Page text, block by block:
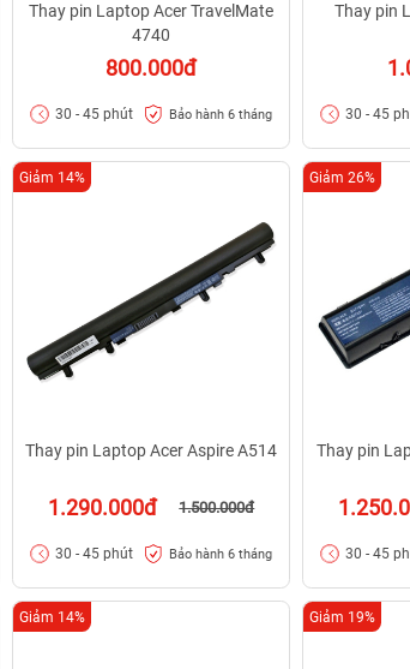
Thay pin Laptop Acer TravelMate
4740
800.000đ
30 - 45 phút Bảo hành 6 tháng
Thay pin
30 - 45
Thay pin Laptop Acer Aspire A514
1.290.000đ 1.500.000đ
Giảm 14%
30 - 45 phút Bảo hành 6 tháng
Thay pin
Giảm 26%
30 - 45
Giảm 14% Giảm 19%